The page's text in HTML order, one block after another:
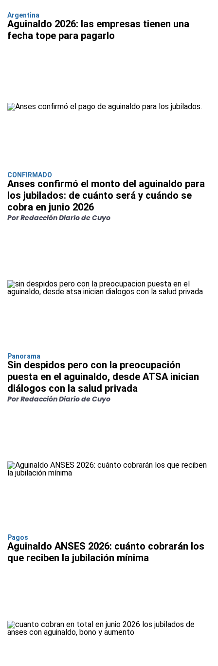
Argentina
Aguinaldo 2026: las empresas tienen una
fecha tope para pagarlo
CONFIRMADO
Anses confirmó el monto del aguinaldo para
los jubilados: de cuánto será y cuándo se
cobra en junio 2026
Por Redacción Diario de Cuyo
Panorama
Sin despidos pero con la preocupación
puesta en el aguinaldo, desde ATSA inician
diálogos con la salud privada
Por Redacción Diario de Cuyo
Pagos
Aguinaldo ANSES 2026: cuánto cobrarán los
que reciben la jubilación mínima